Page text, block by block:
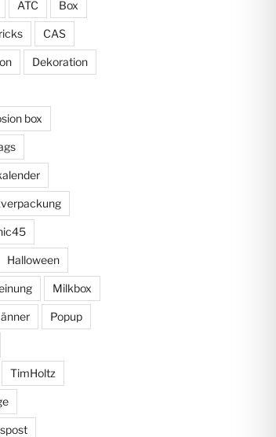
ATC Box
CAS
Dekoration
box
Halloween
Milkbox
Popup
TimHoltz